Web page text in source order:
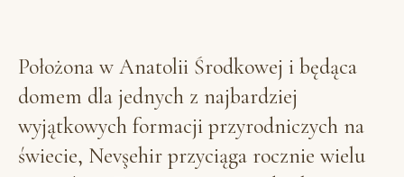
Położona w Anatolii Środkowej i będąca
domem dla jednych z najbardziej
wyjątkowych formacji przyrodniczych na
świecie, Nevşehir przyciąga rocznie wielu